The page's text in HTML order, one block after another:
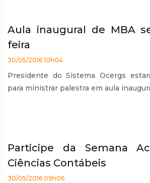
Aula inaugural de MBA
feira
30/05/2016 10h04
Presidente do Sistema Ocergs
para ministrar palestra em aula
Participe da Semana
Ciências Contábeis
30/05/2016 09h06